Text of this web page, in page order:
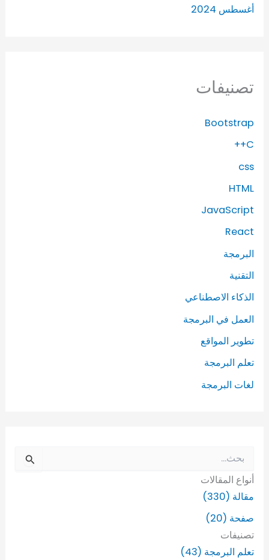
أغسطس 2024
تصنيفات
Bootstrap
C++
css
HTML
JavaScript
React
البرمجة
التقنية
الذكاء الاصطناعي
العمل في البرمجة
تطوير المواقع
تعلم البرمجة
لغات البرمجة
ب
ح
ع
:
أنواع المقالات
مقالة (330)
صفحة (20)
تصنيفات
تعلم البرمجة (43)